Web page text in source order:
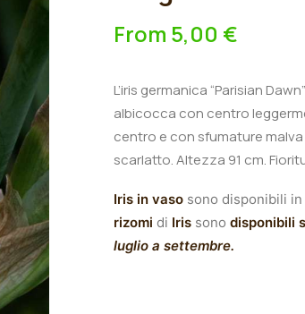
From 5,00 €
L’iris germanica “Parisian Dawn
albicocca con centro
centro e con sfumature
scarlatto.Altezza 91 cm.
Iris in vaso sono disponibili in
rizomi di Iris sono disponibili
luglio a settembre.